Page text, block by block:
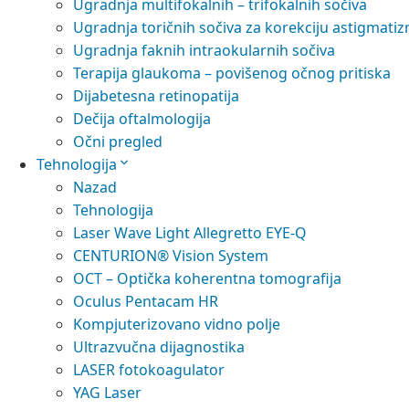
Ugradnja multifokalnih – trifokalnih sočiva
Ugradnja toričnih sočiva za korekciju
Ugradnja faknih intraokularnih sočiva
Terapija glaukoma – povišenog očnog pritiska
Dijabetesna retinopatija
Dečija oftalmologija
Očni pregled
Tehnologija
Nazad
Tehnologija
Laser Wave Light Allegretto EYE-Q
CENTURION® Vision System
OCT – Optička koherentna tomografija
Oculus Pentacam HR
Kompjuterizovano vidno polje
Ultrazvučna dijagnostika
LASER fotokoagulator
YAG Laser